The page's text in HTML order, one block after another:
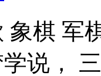
象棋 军
说，